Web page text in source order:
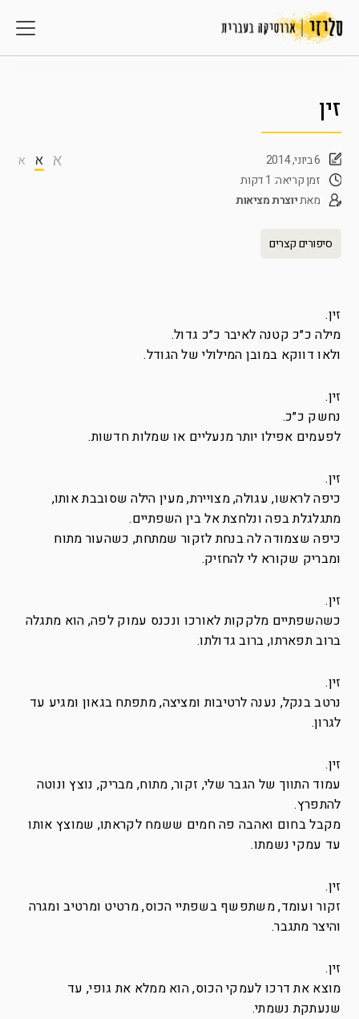
זין
א א א
6 ביוני, 2014
זמן קריאה: 1 דקות
מאתיוצרת מציאות
סיפורים קצרים
זין.
מילה כ״כ קטנה לאיבר כ״כ גדול.
ולאו דווקא במובן המילולי של הגודל.
זין.
נחשק כ״כ.
לפעמים אפילו יותר מנעליים או שמלות חדשות.
זין.
כיפה לראשו, עגולה, מצויירת, מעין הילה שסובבת אותו,
מתגלגלת בפה ונלחצת אל בין השפתיים.
כיפה שצמודה לה בנחת לזקור שמתחת, כשהעור מתוח
ומבריק שקורא לי להחזיק.
זין.
כשהשפתיים מלקקות לאורכו ונכנס עמוק לפה, הוא מתגלה
ברוב תפארתו, ברוב גדולתו.
זין.
נרטב בנקל, נענה לרטיבות ומציצה, מתפתח בגאון ומגיע עד
לגרון.
זין.
עמוד התווך של הגבר שלי, זקור, מתוח, מבריק, נוצץ ונוטה
להתפרץ.
מקבל בחום ואהבה פה חמים ששמח לקראתו, שמוצץ אותו
עד עמקי נשמתו.
זין.
זקור ועומד, משתפשף בשפתיי הכוס, מרטיט ומרטיב ומגרה
והיצר מתגבר.
זין.
מוצא את דרכו לעמקי הכוס, הוא ממלא את גופי, עד
שנעתקת נשמתי.